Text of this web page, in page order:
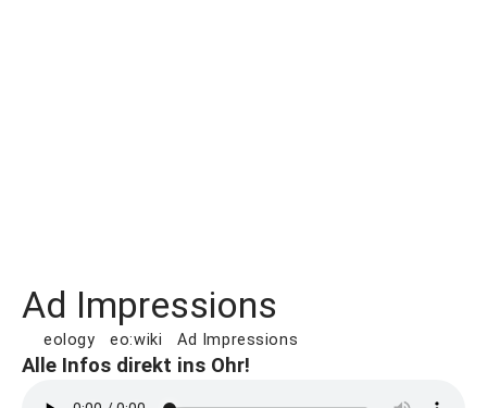
Ad Impressions
eology eo:wiki Ad Impressions
Alle Infos direkt ins Ohr!